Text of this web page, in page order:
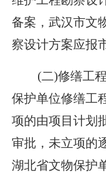
备案，武汉市文
察设计方案应报
(二)修缮工程
保护单位修缮工
项的由项目计划
审批，未立项的
湖北省文物保护